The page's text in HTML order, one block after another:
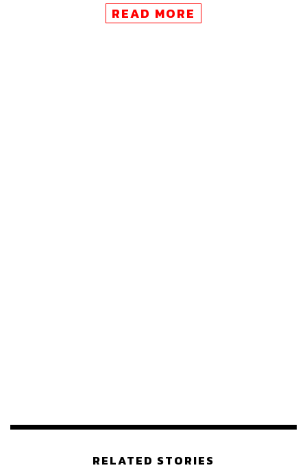
ตัดสินใจครั้งนี้ และเราหวังว่าจะสามารถนำการแข่งขันกลับ
ไปถึงทั้ง 2 ประเทศในปี 2021 เราอยากจะขอบคุณแฟนๆ ใน
TAGS: NFL เชื้อไวรัสโคโรนา กีฬาอเมริกันฟุตบอล
READ MORE
RELATED STORIES